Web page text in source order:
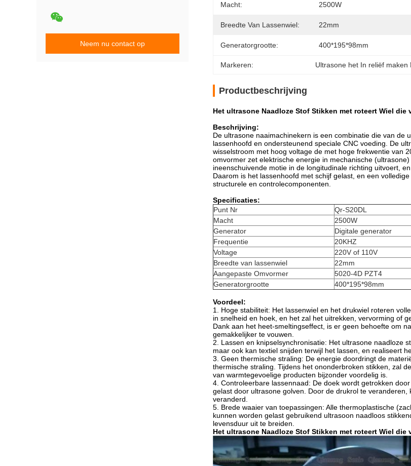
Neem nu contact op
Macht: 2500W
Breedte Van Lassenwiel: 22mm
Generatorgrootte: 400*195*98mm
Markeren: Ultrasone het In reliëf maken
Productbeschrijving
Het ultrasone Naadloze Stof Stikken met roteert Wiel
Beschrijving:
De ultrasone naaimachinekern is een combinatie die van de
lassenhoofd en ondersteunend speciale CNC voeding. De
wisselstroom met hoog voltage de met hoge frekwentie van
omvormer zet elektrische energie in mechanische
ineenschuivende motie in de longitudinale richting uitvoert,
Daarom is het lassenhoofd met schijf gelast, en een
structurele en controlecomponenten.
Specificaties:
Punt Nr
Qr-S20DL
Macht
2500W
Generator
Digitale generator
Frequentie
20KHZ
Voltage
220V of 110V
Breedte van lassenwiel
22mm
Aangepaste Omvormer
5020-4D PZT4
Generatorgrootte
400*195*98mm
Voordeel:
1. Hoge stabiliteit: Het lassenwiel en het drukwiel roteren
in snelheid en hoek, en het zal het uitrekken, vervorming of
Dank aan het heet-smeltingseffect, is er geen behoefte om
gemakkelijker te vouwen.
2. Lassen en knipselsynchronisatie: Het ultrasone naadloze
maar ook kan textiel snijden terwijl het lassen, en realiseert
3. Geen thermische straling: De energie doordringt de
thermische straling. Tijdens het ononderbroken stikken, zal
van warmtegevoelige producten bijzonder voordelig is.
4. Controleerbare lassennaad: De doek wordt getrokken
gelast door ultrasone golven. Door de drukrol te
veranderd.
5. Brede waaier van toepassingen: Alle thermoplastische
kunnen worden gelast gebruikend ultrasoon naadloos
levensduur uit te breiden.
Het ultrasone Naadloze Stof Stikken met roteert Wiel